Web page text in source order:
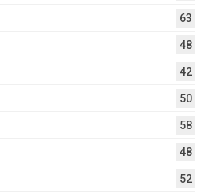
63
48
42
50
58
48
52